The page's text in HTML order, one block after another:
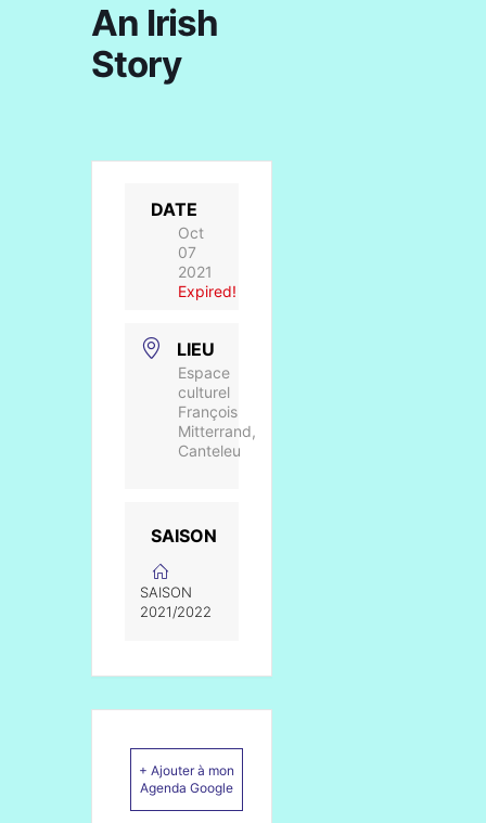
An Irish
Story
DATE
Oct
07
2021
Expired!
LIEU
Espace
culturel
François
Mitterrand,
Canteleu
SAISON
SAISON
2021/2022
+ Ajouter à mon
Agenda Google